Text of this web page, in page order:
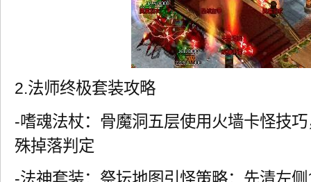
2.法师终极套装攻略
-嗜魂法杖：骨魔洞五层使用火墙卡怪技
殊掉落判定